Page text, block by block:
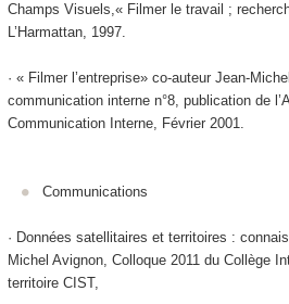
Champs Visuels,« Filmer le travail ;
L’Harmattan, 1997.
· « Filmer l’entreprise» co-auteur Jean-
communication interne n°8, publication de
Communication Interne, Février 2001.
Communications
· Données satellitaires et territoires :
Michel Avignon, Colloque 2011 du Collège
territoire CIST,